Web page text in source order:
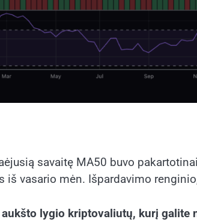
savaitę MA50 buvo
vasario mėn. Išpardavimo
lygio kriptovaliutų, kurį galite